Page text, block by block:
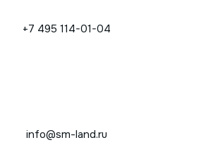
+7 495 114-01-04
info@sm-land.ru